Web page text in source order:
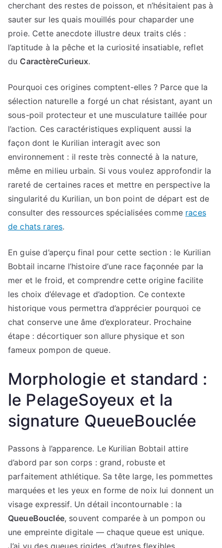
cherchant des restes de poisson, et n’hésitaient pas à
sauter sur les quais mouillés pour chaparder une
proie. Cette anecdote illustre deux traits clés :
l’aptitude à la pêche et la curiosité insatiable, reflet
du CaractèreCurieux.
Pourquoi ces origines comptent-elles ? Parce que la
sélection naturelle a forgé un chat résistant, ayant un
sous-poil protecteur et une musculature taillée pour
l’action. Ces caractéristiques expliquent aussi la
façon dont le Kurilian interagit avec son
environnement : il reste très connecté à la nature,
même en milieu urbain. Si vous voulez approfondir la
rareté de certaines races et mettre en perspective la
singularité du Kurilian, un bon point de départ est de
consulter des ressources spécialisées comme races
de chats rares.
En guise d’aperçu final pour cette section : le Kurilian
Bobtail incarne l’histoire d’une race façonnée par la
mer et le froid, et comprendre cette origine facilite
les choix d’élevage et d’adoption. Ce contexte
historique vous permettra d’apprécier pourquoi ce
chat conserve une âme d’explorateur. Prochaine
étape : décortiquer son allure physique et son
fameux pompon de queue.
Morphologie et standard :
le PelageSoyeux et la
signature QueueBouclée
Passons à l’apparence. Le Kurilian Bobtail attire
d’abord par son corps : grand, robuste et
parfaitement athlétique. Sa tête large, les pommettes
marquées et les yeux en forme de noix lui donnent un
visage expressif. Un détail incontournable : la
QueueBouclée, souvent comparée à un pompon ou
une empreinte digitale — chaque queue est unique.
J’ai vu des queues rigides, d’autres flexibles,